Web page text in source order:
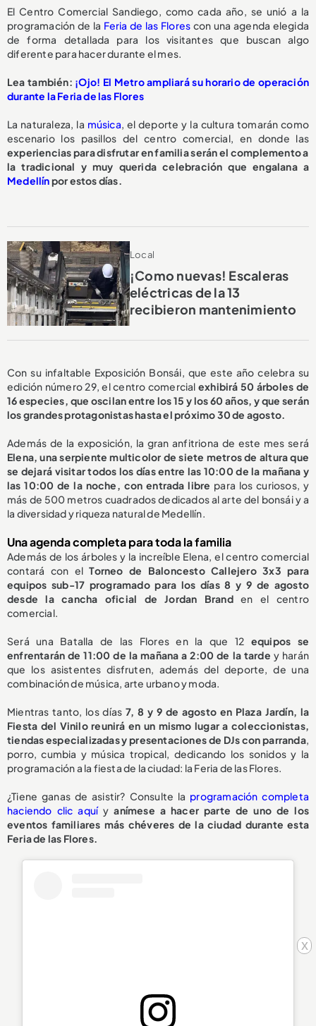
x
El Centro Comercial Sandiego, como cada año, se unió a la
programación de la Feria de las Flores con una agenda elegida
de forma detallada para los visitantes que buscan algo
diferente para hacer durante el mes.
Lea también: ¡Ojo! El Metro ampliará su horario de operación
durante la Feria de las Flores
La naturaleza, la música, el deporte y la cultura tomarán como
escenario los pasillos del centro comercial, en donde las
experiencias para disfrutar en familia serán el complemento a
la tradicional y muy querida celebración que engalana a
Medellínpor estos días.
Local
¡Como nuevas! Escaleras
eléctricas de la 13
recibieron mantenimiento
Con su infaltable Exposición Bonsái, que este año celebra su
edición número 29, el centro comercial exhibirá 50 árboles de
16 especies, que oscilan entre los 15 y los 60 años, y que serán
los grandes protagonistas hasta el próximo 30 de agosto.
Además de la exposición, la gran anfitriona de este mes será
Elena, una serpiente multicolor de siete metros de altura que
se dejará visitar todos los días entre las 10:00 de la mañana y
las 10:00 de la noche, con entrada libre para los curiosos, y
más de 500 metros cuadrados dedicados al arte del bonsái y a
la diversidad y riqueza natural de Medellín.
Una agenda completa para toda la familia
Además de los árboles y la increíble Elena, el centro comercial
contará con elTorneo de Baloncesto Callejero 3x3 para
equipos sub-17 programado para los días 8 y 9 de agosto
desde la cancha oficial de Jordan Branden el centro
comercial.
Será una Batalla de las Flores en la que 12 equipos se
enfrentarán de 11:00 de la mañana a 2:00 de la tarde y harán
que los asistentes disfruten, además del deporte, de una
combinación de música, arte urbano y moda.
Mientras tanto, los días 7, 8 y 9 de agosto en Plaza Jardín, la
Fiesta del Vinilo reunirá en un mismo lugar a coleccionistas,
tiendas especializadas y presentaciones de DJs con parranda,
porro, cumbia y música tropical, dedicando los sonidos y la
programación a la fiesta de la ciudad: la Feria de las Flores.
¿Tiene ganas de asistir? Consulte la programación completa
haciendo clic aquíyanímese a hacer parte de uno de los
eventos familiares más chéveres de la ciudad durante esta
Feria de las Flores.